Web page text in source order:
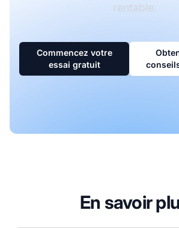
rentable.
Commencez votre
essai gratuit
En savoir